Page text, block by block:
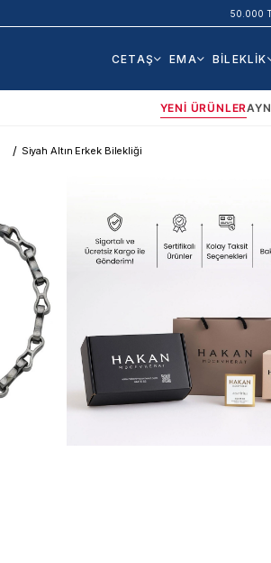
50.000
CETAŞ EMA BİLEKLİK
YENI ÜRÜNLER
Siyah Altın Erkek Bilekliği